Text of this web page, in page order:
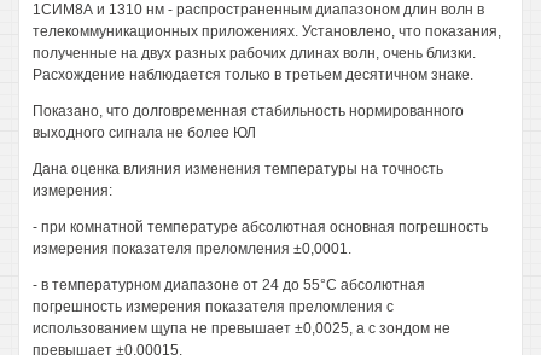
1СИМ8А и 1310 нм - распространенным диапазоном длин волн в
телекоммуникационных приложениях. Установлено, что показания,
полученные на двух разных рабочих длинах волн, очень близки.
Расхождение наблюдается только в третьем десятичном знаке.
Показано, что долговременная стабильность нормированного
выходного сигнала не более ЮЛ
Дана оценка влияния изменения температуры на точность
измерения:
- при комнатной температуре абсолютная основная погрешность
измерения показателя преломления ±0,0001.
- в температурном диапазоне от 24 до 55°С абсолютная
погрешность измерения показателя преломления с
использованием щупа не превышает ±0,0025, а с зондом не
превышает ±0,00015.